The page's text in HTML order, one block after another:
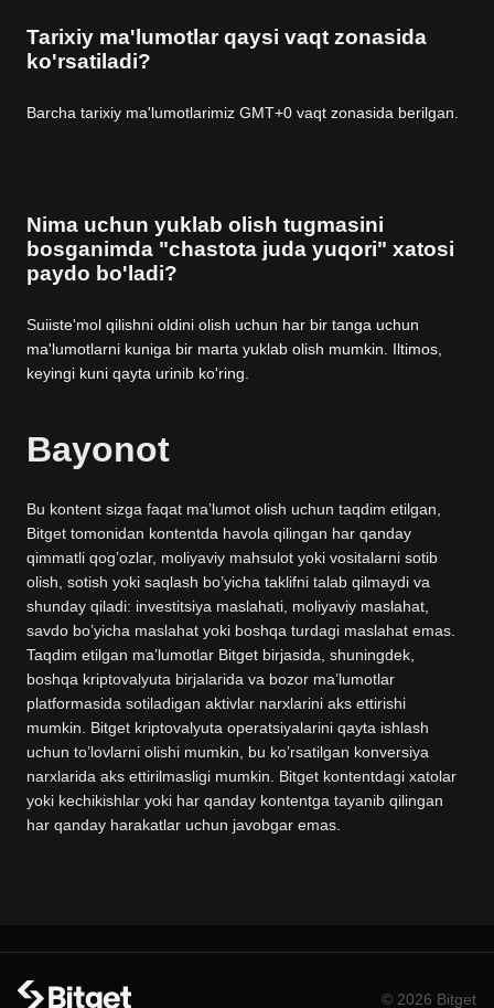
Tarixiy ma'lumotlar qaysi vaqt zonasida
ko'rsatiladi?
Barcha tarixiy ma'lumotlarimiz GMT+0 vaqt zonasida berilgan.
Nima uchun yuklab olish tugmasini
bosganimda "chastota juda yuqori" xatosi
paydo bo'ladi?
Suiiste'mol qilishni oldini olish uchun har bir tanga uchun
ma'lumotlarni kuniga bir marta yuklab olish mumkin. Iltimos,
keyingi kuni qayta urinib ko'ring.
Bayonot
Bu kontent sizga faqat maʼlumot olish uchun taqdim etilgan,
Bitget tomonidan kontentda havola qilingan har qanday
qimmatli qog’ozlar, moliyaviy mahsulot yoki vositalarni sotib
olish, sotish yoki saqlash bo’yicha taklifni talab qilmaydi va
shunday qiladi: investitsiya maslahati, moliyaviy maslahat,
savdo bo’yicha maslahat yoki boshqa turdagi maslahat emas.
Taqdim etilgan ma’lumotlar Bitget birjasida, shuningdek,
boshqa kriptovalyuta birjalarida va bozor ma’lumotlar
platformasida sotiladigan aktivlar narxlarini aks ettirishi
mumkin. Bitget kriptovalyuta operatsiyalarini qayta ishlash
uchun to’lovlarni olishi mumkin, bu ko’rsatilgan konversiya
narxlarida aks ettirilmasligi mumkin. Bitget kontentdagi xatolar
yoki kechikishlar yoki har qanday kontentga tayanib qilingan
har qanday harakatlar uchun javobgar emas.
© 2026 Bitget